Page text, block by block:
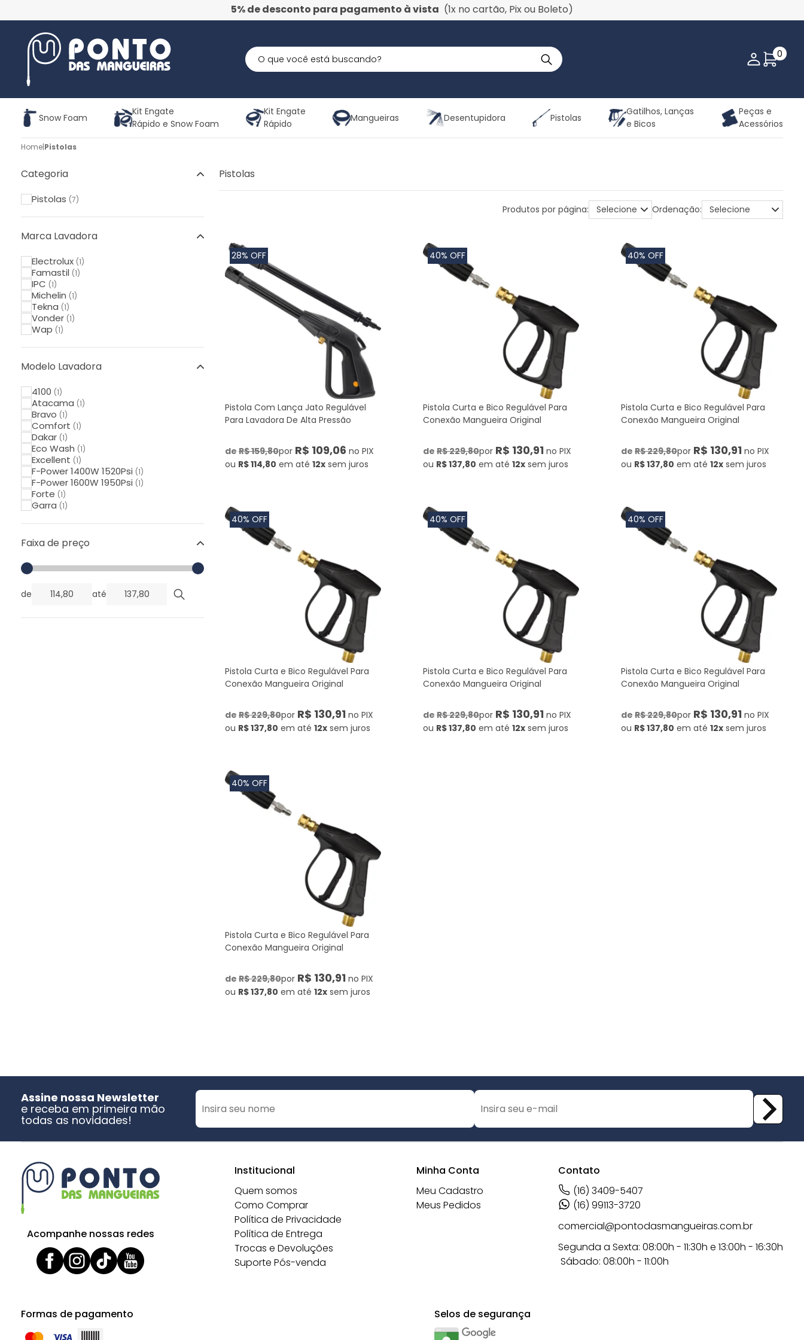
5% de desconto para pagamento à vista (1x no cartão, Pix ou Boleto)
Minha
0
Snow Foam
Kit Engate
Rápido e Snow Foam
Kit Engate
Rápido
Mangueiras Desentupidora Pistolas
Gatilhos, Lanças
e Bicos
Peças e
Acessórios
Home|Pistolas
Categoria
Pistolas (7)
Marca Lavadora
Electrolux (1)
Famastil (1)
IPC (1)
Michelin (1)
Tekna (1)
Vonder (1)
Wap (1)
Modelo Lavadora
4100 (1)
Atacama (1)
Bravo (1)
Comfort (1)
Dakar (1)
Eco Wash (1)
Excellent (1)
F-Power 1400W 1520Psi (1)
F-Power 1600W 1950Psi (1)
Forte (1)
Garra (1)
Lav 1600I
Lav 2200I(1)
MPX 150 RG
MPX 160 RG
Podium(1)
Pro 1600(1)
Valente(1)
Faixa de preço
de até
Pistolas
Produtos por página: Ordenação:
28% OFF
Pistola Com Lança Jato Regulável
Para Lavadora De Alta Pressão
deR$ 159,80por R$ 109,06 no PIX
ou R$ 114,80 em até 12x sem juros
40% OFF
Pistola Curta e Bico Regulável Para
Conexão Mangueira Original
de R$ 229,80por R$ 130,91 no PIX
ou R$ 137,80 em até 12x sem juros
40% OFF
Pistola Curta e Bico Regulável Para
Conexão Mangueira Original
de R$ 229,80por R$ 130,91 no PIX
ou R$ 137,80 em até 12x sem juros
40% OFF
Pistola Curta e Bico Regulável Para
Conexão Mangueira Original
deR$ 229,80por R$ 130,91 no PIX
ou R$ 137,80 em até 12x sem juros
40% OFF
Pistola Curta e Bico Regulável Para
Conexão Mangueira Original
de R$ 229,80por R$ 130,91 no PIX
ou R$ 137,80 em até 12x sem juros
40% OFF
Pistola Curta e Bico Regulável Para
Conexão Mangueira Original
de R$ 229,80por R$ 130,91 no PIX
ou R$ 137,80 em até 12x sem juros
40% OFF
Pistola Curta e Bico Regulável Para
Conexão Mangueira Original
deR$ 229,80por R$ 130,91 no PIX
ou R$ 137,80 em até 12x sem juros
Assine nossa Newsletter
e receba em primeira mão
todas as novidades!
Acompanhe nossas redes
Institucional
Quem somos
Como Comprar
Política de Privacidade
Política de Entrega
Trocas e Devoluções
Suporte Pós-venda
Minha Conta
Meu Cadastro
Meus Pedidos
Contato
(16) 3409-5407
(16) 99113-3720
comercial@pontodasmangueiras.com.br
Segunda a Sexta: 08:00h - 11:30h e 13:00h - 16:30h
Sábado: 08:00h - 11:00h
Formas de pagamento Selos de segurança